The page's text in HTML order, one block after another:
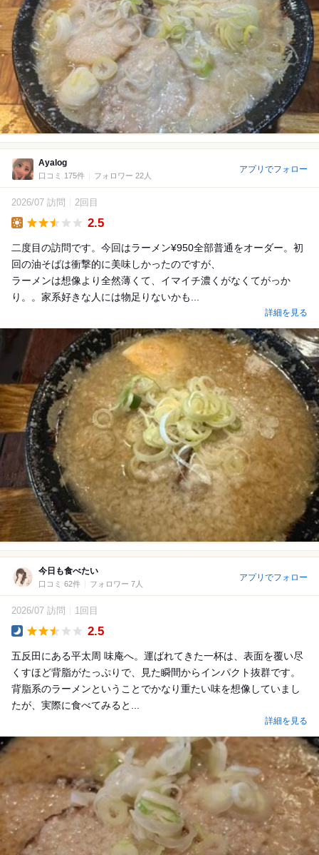
Ayalog
口コミ 175件 フォロワー 22人
アプリでフォロー
2026/07 訪問 2回目
2.5
二度目の訪問です。今回はラーメン¥950全部普通をオーダー。初
回の油そばは衝撃的に美味しかったのですが、
ラーメンは想像より全然薄くて、イマイチ濃くがなくてがっか
り。。家系好きな人には物足りないかも...
詳細を見る
今日も食べたい
口コミ 62件 フォロワー 7人
アプリでフォロー
2026/07 訪問 1回目
2.5
五反田にある平太周 味庵へ。運ばれてきた一杯は、表面を覆い尽
くすほど背脂がたっぷりで、見た瞬間からインパクト抜群です。
背脂系のラーメンということでかなり重たい味を想像していまし
たが、実際に食べてみると...
詳細を見る